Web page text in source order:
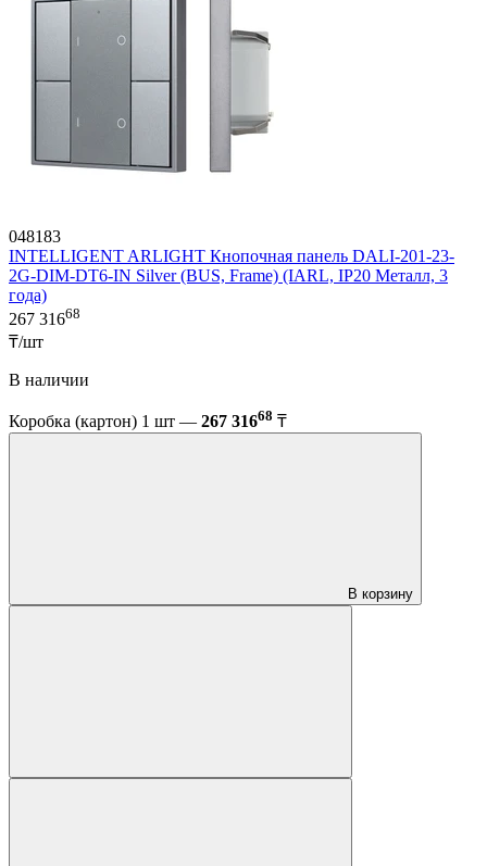
048183
INTELLIGENT ARLIGHT Кнопочная панель DALI-201-23-
2G-DIM-DT6-IN Silver (BUS, Frame) (IARL, IP20 Металл, 3
года)
267 31668
₸/шт
В наличии
Коробка (картон) 1 шт — 267 31668 ₸
В корзину